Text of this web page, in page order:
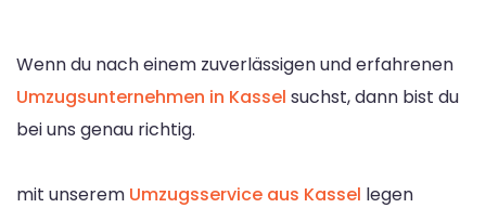
Wenn du nach einem zuverlässigen und erfahrenen
Umzugsunternehmen in Kassel suchst, dann bist du
bei uns genau richtig.
mit unserem Umzugsservice aus Kassel legen